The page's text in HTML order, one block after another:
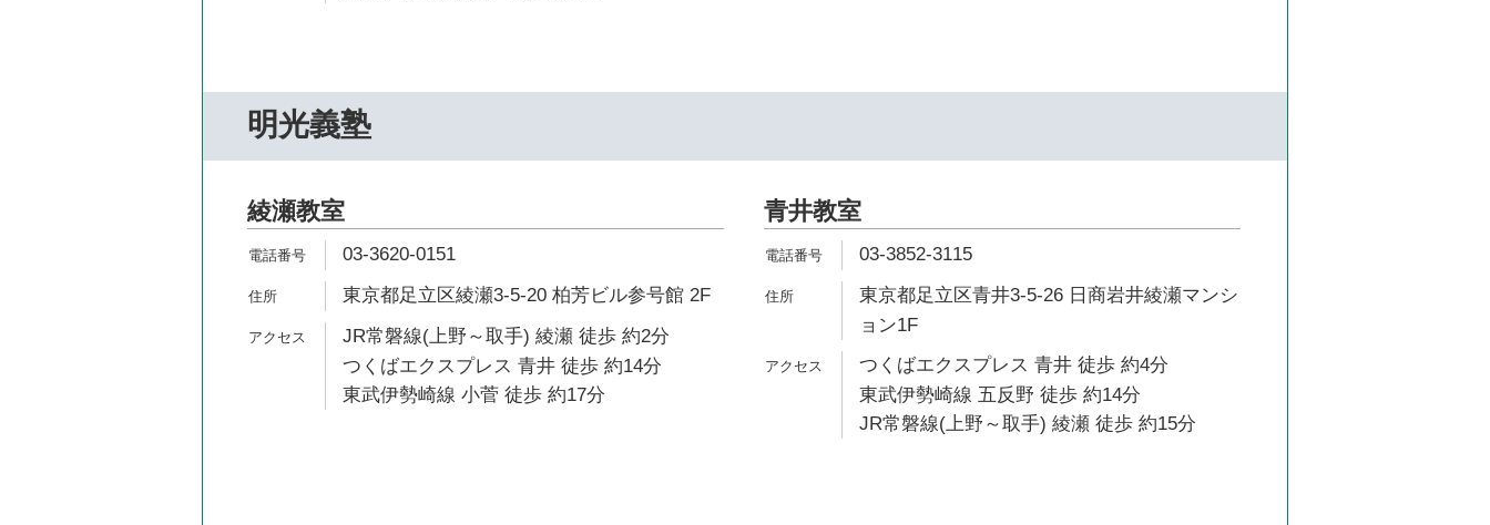
明光義塾
綾瀬教室
03-3620-0151
東京都足立区綾瀬3-5-20 柏芳ビル参号館 2F
JR常磐線(上野～取手) 綾瀬 徒歩 約2分
つくばエクスプレス 青井 徒歩 約14分
東武伊勢崎線 小菅 徒歩 約17分
青井教室
03-3852-3115
東京都足立区青井3-5-26 日商岩井綾瀬マンシ
ョン1F
つくばエクスプレス 青井 徒歩 約4分
東武伊勢崎線 五反野 徒歩 約14分
JR常磐線(上野～取手) 綾瀬 徒歩 約15分